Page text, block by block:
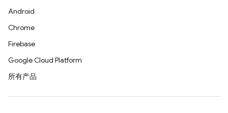
Android
Chrome
Firebase
Google Cloud Platform
所有产品